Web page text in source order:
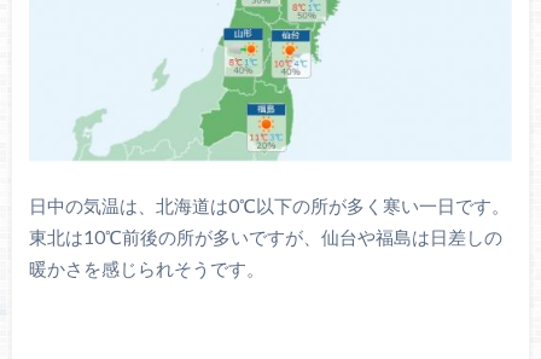
日中の気温は、北海道は0℃以下の所が多く寒い一日です。
東北は10℃前後の所が多いですが、仙台や福島は日差しの
暖かさを感じられそうです。